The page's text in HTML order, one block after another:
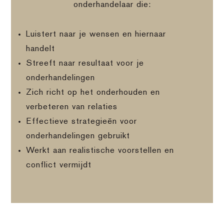
onderhandelaar die:
Luistert naar je wensen en hiernaar
handelt
Streeft naar resultaat voor je
onderhandelingen
Zich richt op het onderhouden en
verbeteren van relaties
Effectieve strategieën voor
onderhandelingen gebruikt
Werkt aan realistische voorstellen en
conflict vermijdt